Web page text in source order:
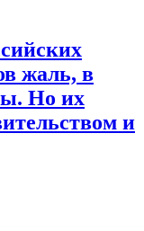
жаль, в
Но их
и